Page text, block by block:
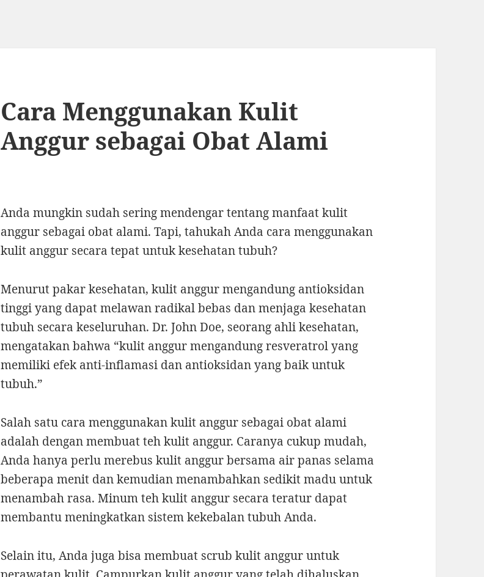
Cara Menggunakan Kulit
Anggur sebagai Obat Alami
Anda mungkin sudah sering mendengar tentang manfaat kulit
anggur sebagai obat alami. Tapi, tahukah Anda cara menggunakan
kulit anggur secara tepat untuk kesehatan tubuh?
Menurut pakar kesehatan, kulit anggur mengandung antioksidan
tinggi yang dapat melawan radikal bebas dan menjaga kesehatan
tubuh secara keseluruhan. Dr. John Doe, seorang ahli kesehatan,
mengatakan bahwa “kulit anggur mengandung resveratrol yang
memiliki efek anti-inflamasi dan antioksidan yang baik untuk
tubuh.”
Salah satu cara menggunakan kulit anggur sebagai obat alami
adalah dengan membuat teh kulit anggur. Caranya cukup mudah,
Anda hanya perlu merebus kulit anggur bersama air panas selama
beberapa menit dan kemudian menambahkan sedikit madu untuk
menambah rasa. Minum teh kulit anggur secara teratur dapat
membantu meningkatkan sistem kekebalan tubuh Anda.
Selain itu, Anda juga bisa membuat scrub kulit anggur untuk